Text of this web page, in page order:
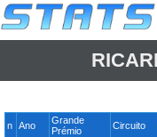
n Ano
Grande
Prémio
Circuito